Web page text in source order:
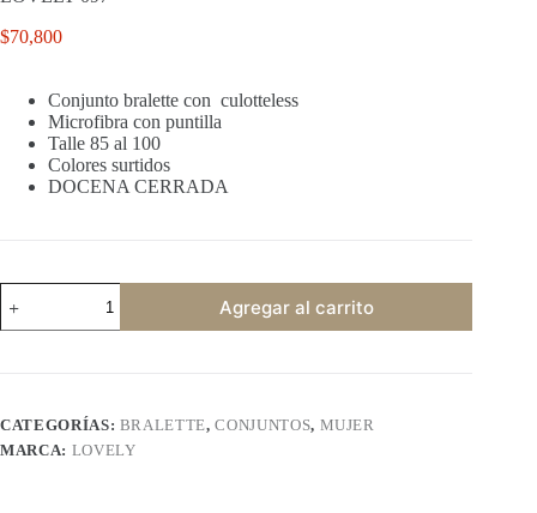
$70,800
Conjunto bralette con culotteless
Microfibra con puntilla
Talle 85 al 100
Colores surtidos
DOCENA CERRADA
097
cantidad
Agregar al carrito
CATEGORÍAS: BRALETTE,CONJUNTOS, MUJER
MARCA: LOVELY